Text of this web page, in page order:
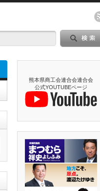
熊本県商工会連合会連合会
公式YOUTUBEページ